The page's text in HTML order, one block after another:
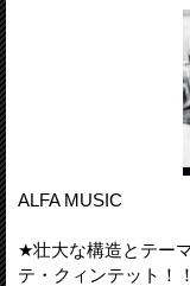
ALFA MUSIC
★壮大な構造とテー
テ・クィンテット！！